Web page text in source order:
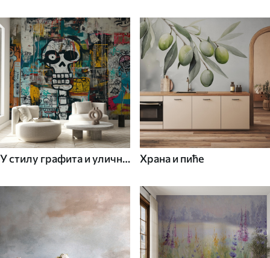
У стилу графита и уличне
Храна и пиће